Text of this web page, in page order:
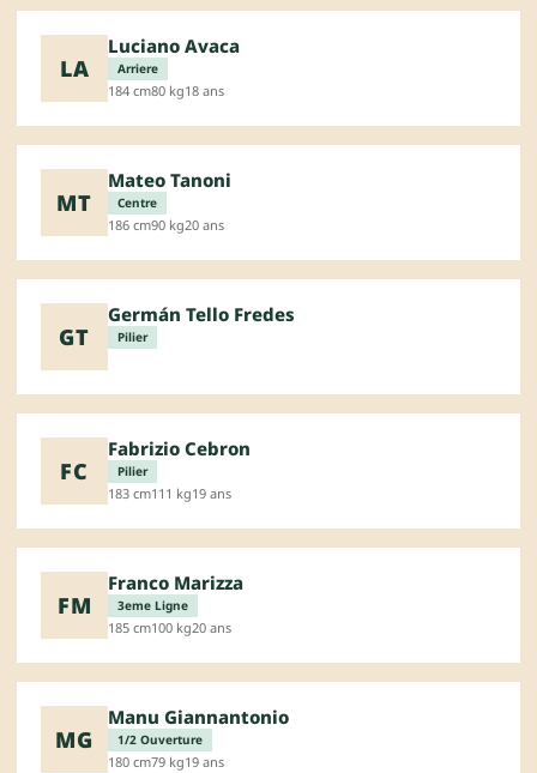
LA
Luciano Avaca
Arriere
184 cm80 kg18 ans
MT
Mateo Tanoni
Centre
186 cm90 kg20 ans
GT
Germán Tello Fredes
Pilier
FC
Fabrizio Cebron
Pilier
183 cm111 kg19 ans
FM
Franco Marizza
3eme Ligne
185 cm100 kg20 ans
MG
Manu Giannantonio
1/2 Ouverture
180 cm79 kg19 ans